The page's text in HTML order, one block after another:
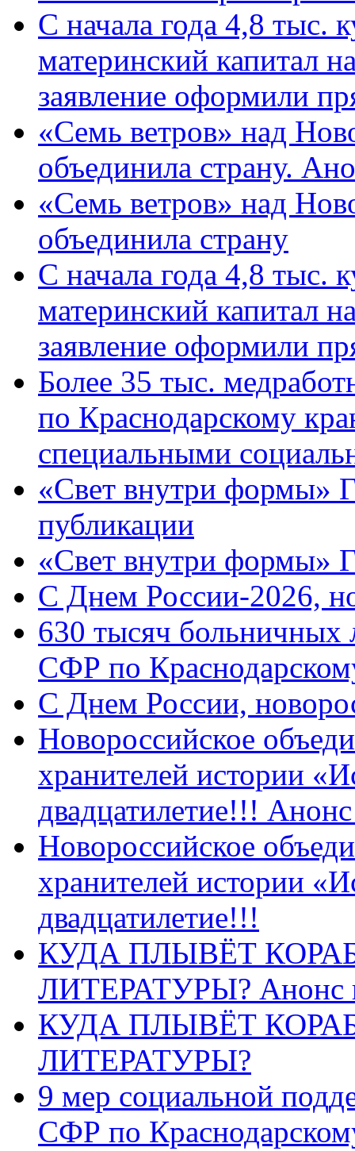
С начала года 4,8 тыс.
материнский капитал
заявление оформили
«Семь ветров» над
объединила страну.
«Семь ветров» над
объединила страну
С начала года 4,8 тыс.
материнский капитал
заявление оформили
Более 35 тыс.
по Краснодарскому
специальными
«Свет внутри формы»
публикации
«Свет внутри формы»
C Днем России-2026,
630 тысяч больничных
СФР по
C Днем России,
Новороссийское
хранителей истории
двадцатилетие!!!
Новороссийское
хранителей истории
двадцатилетие!!!
КУДА ПЛЫВЁТ
ЛИТЕРАТУРЫ? Анонс
КУДА ПЛЫВЁТ
ЛИТЕРАТУРЫ?
9 мер социальной
СФР по